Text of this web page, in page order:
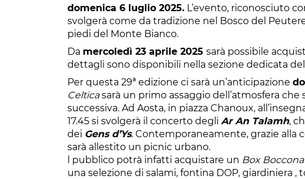
domenica 6 luglio 2025. L’evento, riconosciuto
svolgerà come da tradizione nel Bosco del
piedi del Monte Bianco.
Da mercoledì 23 aprile 2025 sarà possibile
dettagli sono disponibili nella sezione dedicata
Per questa 29ª edizione ci sarà un’anticipazione
Celticasarà un primo assaggio dell’atmosfera
successiva. Ad Aosta, in piazza Chanoux,
17.45 si svolgerà il concerto degli Ar An Talamh,
dei Gens d’Ys. Contemporaneamente, grazie alla
sarà allestito un picnic urbano.
l pubblico potrà infatti acquistare un Box
una selezione di salami, fontina DOP, giardiniera